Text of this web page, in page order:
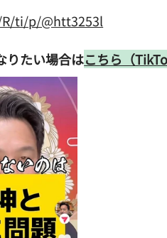
ti/p/@htt3253l
たい場合はこちら（